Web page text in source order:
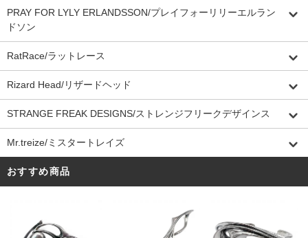
PRAY FOR LYLY ERLANDSSON/プレイフォーリリーエルラン
ドソン
RatRace/ラットレース
Rizard Head/リザードヘッド
STRANGE FREAK DESIGNS/ストレンジフリークデザインス
Mr.treize/ミスタートレイズ
おすすめ商品